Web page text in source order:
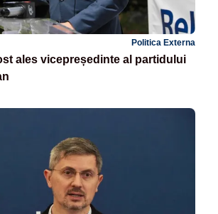
Politica Externa
ales vicepreședinte al partidului